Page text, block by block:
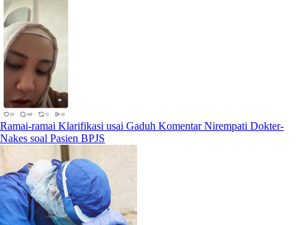
Ramai-ramai Klarifikasi usai Gaduh Komentar Nirempati Dokter-
Nakes soal Pasien BPJS